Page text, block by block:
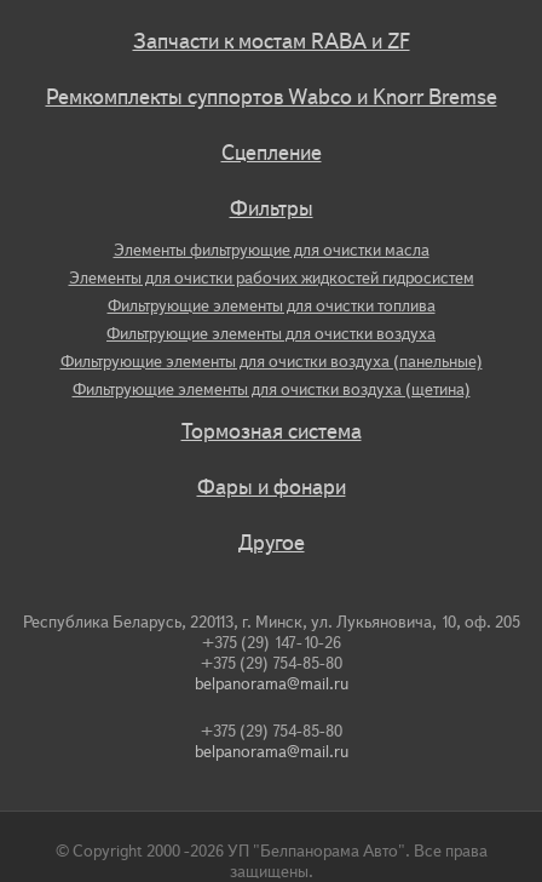
Запчасти к мостам RABA и ZF
Ремкомплекты суппортов Wabco и Knorr Bremse
Сцепление
Фильтры
Элементы фильтрующие для очистки масла
Элементы для очистки рабочих жидкостей гидросистем
Фильтрующие элементы для очистки топлива
Фильтрующие элементы для очистки воздуха
Фильтрующие элементы для очистки воздуха (панельные)
Фильтрующие элементы для очистки воздуха (щетина)
Тормозная система
Фары и фонари
Другое
Республика Беларусь, 220113, г. Минск, ул. Лукьяновича, 10, оф. 205
+375 (29) 147-10-26
+375 (29) 754-85-80
belpanorama@mail.ru
+375 (29) 754-85-80
belpanorama@mail.ru
© Copyright 2000 -2026 УП "Белпанорама Авто". Все права
защищены.